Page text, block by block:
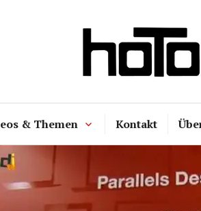
& Themen Kontakt